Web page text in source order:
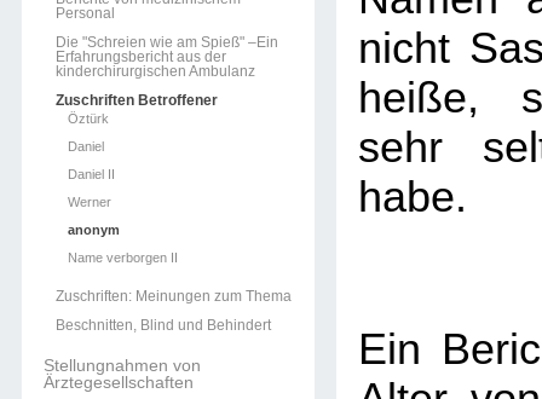
Personal
Die "Schreien wie am Spieß" –Ein
Erfahrungsbericht aus der
kinderchirurgischen Ambulanz
Zuschriften Betroffener
Öztürk
Daniel
Daniel II
Werner
anonym
Name verborgen II
Zuschriften: Meinungen zum Thema
Beschnitten, Blind und Behindert
Stellungnahmen von
Ärztegesellschaften
nicht
heiße,
sehr
habe.
Ein